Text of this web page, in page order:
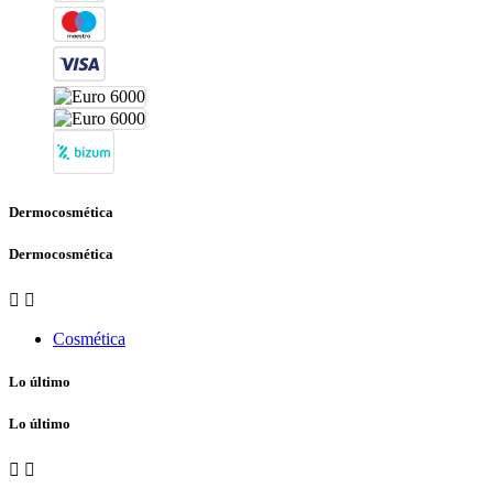
Dermocosmética
Dermocosmética
 
Cosmética
Lo último
Lo último
 